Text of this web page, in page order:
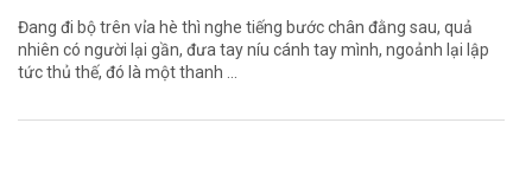
Đang đi bộ trên vỉa hè thì nghe tiếng bước chân đằng sau, quả
nhiên có người lại gần, đưa tay níu cánh tay mình, ngoảnh lại lập
tức thủ thế, đó là một thanh ...